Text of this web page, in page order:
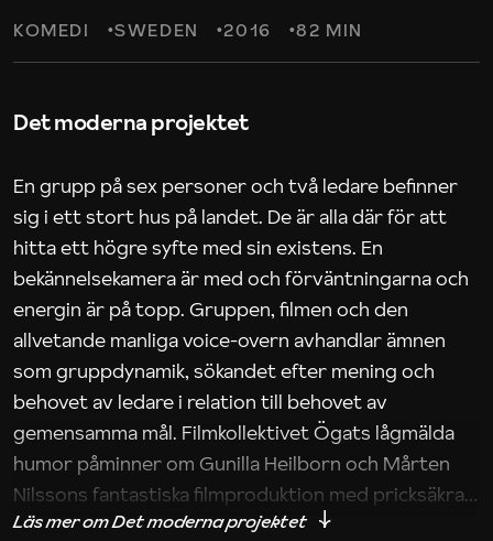
KOMEDI SWEDEN 2016 82 MIN
Det moderna projektet
En grupp på sex personer och två ledare befinner
sig i ett stort hus på landet. De är alla där för att
hitta ett högre syfte med sin existens. En
bekännelsekamera är med och förväntningarna och
energin är på topp. Gruppen, filmen och den
allvetande manliga voice-overn avhandlar ämnen
som gruppdynamik, sökandet efter mening och
behovet av ledare i relation till behovet av
gemensamma mål. Filmkollektivet Ögats lågmälda
humor påminner om Gunilla Heilborn och Mårten
Nilssons fantastiska filmproduktion med pricksäkra
iakttagelser om hur svårt det kan vara att omsätta